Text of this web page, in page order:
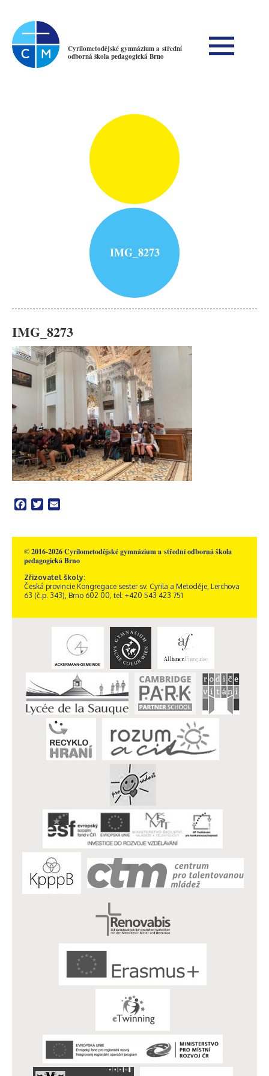
Cyrilometodějské gymnázium a střední
odborná škola pedagogická Brno
IMG_8273
IMG_8273
Facebook
Twitter
© 2016-2026 Cyrilometodějské gymnázium a střední odborná škola
pedagogická Brno
Zřizovatel školy:
Česká provincie Kongregace sester sv. Cyrila a Metoděje, Lerchova
63 (č.p. 343), Brno 602 00, tel: +420 543 423 751